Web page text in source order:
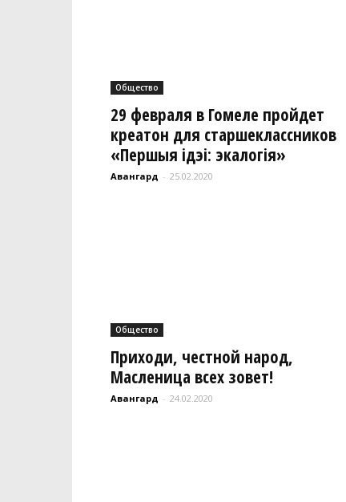
Общество
29 февраля в Гомеле пройдет
креатон для старшеклассников
«Першыя ідэі: экалогія»
Авангард - 25.02.2020
Общество
Приходи, честной народ,
Масленица всех зовет!
Авангард - 24.02.2020